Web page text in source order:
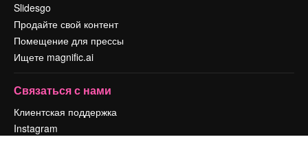
Slidesgo
Продайте свой контент
Помещение для прессы
Ищете magnific.ai
Связаться с нами
Клиентская поддержка
Instagram